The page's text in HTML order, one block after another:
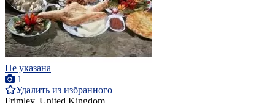
Не указана
1
Удалить из избранного